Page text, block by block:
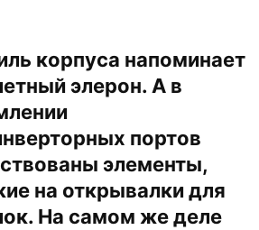
корпуса напоминает
элерон. А в
портов
элементы,
на открывалки для
На самом же деле